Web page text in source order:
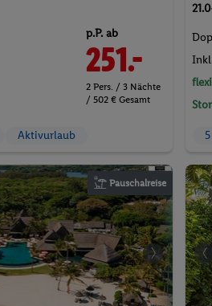
p.P. ab
251.-
2 Pers. / 3 Nächte
/ 502 € Gesamt
Aktivurlaub
Pauschalreise